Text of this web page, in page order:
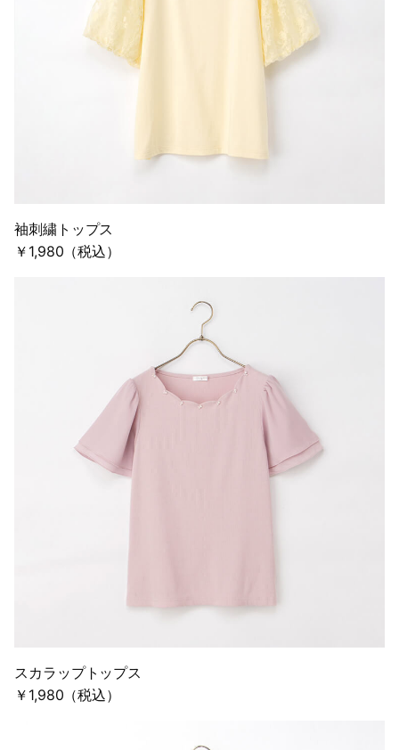
袖刺繍トップス
￥1,980（税込）
スカラップトップス
￥1,980（税込）